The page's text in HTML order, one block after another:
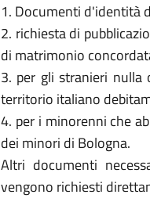
1. Documenti d'identità
2. richiesta di
di matrimonio
3. per gli stranieri nulla
territorio italiano
4. per i minorenni che
dei minori di Bologna.
Altri documenti
vengono richiesti